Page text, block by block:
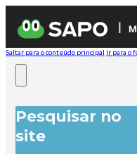
Saltar para o conteúdo principal Ir para o
Pesquisar no
site